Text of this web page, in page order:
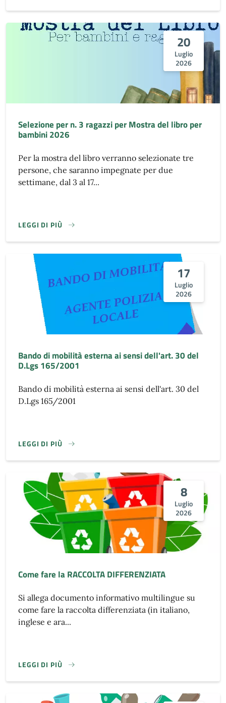
20
Luglio
2026
Selezione per n. 3 ragazzi per Mostra del libro per
bambini 2026
Per la mostra del libro verranno selezionate tre
persone, che saranno impegnate per due
settimane, dal 3 al 17...
LEGGI DI PIÙ
17
Luglio
2026
Bando di mobilità esterna ai sensi dell'art. 30 del
D.Lgs 165/2001
Bando di mobilità esterna ai sensi dell'art. 30 del
D.Lgs 165/2001
LEGGI DI PIÙ
8
Luglio
2026
Come fare la RACCOLTA DIFFERENZIATA
Si allega documento informativo multilingue su
come fare la raccolta differenziata (in italiano,
inglese e ara...
LEGGI DI PIÙ